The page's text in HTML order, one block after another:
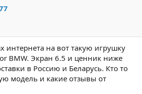
интернета на вот такую игрушку
BMW. Экран 6.5 и ценник ниже
в Россию и Беларусь. Кто то
модель и какие отзывы от